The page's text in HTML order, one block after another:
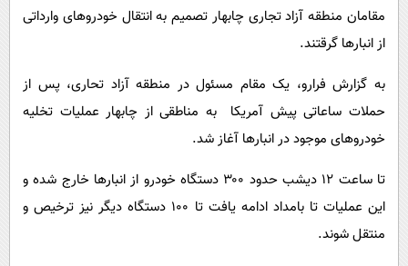
گوناگون
حوادث
محیط زیست
سلامت
فرهنگی
دانلود
مقامان منطقه آزاد تجاری چابهار تصمیم به انتقال خودروهای وارداتی
از انبارها گرقتند.
به گزارش فرارو، یک مقام مسئول در منطقه آزاد تحاری، پس از
حملات ساعاتی پیش آمریکا به مناطقی از چابهار عملیات تخلیه
خودروهای موجود در انبارها آغاز شد.
تا ساعت ۱۲ دیشب حدود ۳۰۰ دستگاه خودرو از انبارها خارج شده و
این عملیات تا بامداد ادامه یافت تا ۱۰۰ دستگاه دیگر نیز ترخیص و
منتقل شوند.